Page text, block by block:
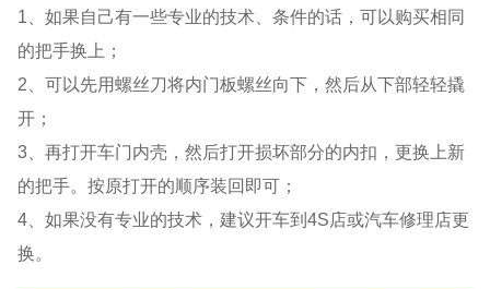
1、如果自己有一些专业的技术、条件的话，可以购买相同
的把手换上；
2、可以先用螺丝刀将内门板螺丝向下，然后从下部轻轻撬
开；
3、再打开车门内壳，然后打开损坏部分的内扣，更换上新
的把手。按原打开的顺序装回即可；
4、如果没有专业的技术，建议开车到4S店或汽车修理店更
换。